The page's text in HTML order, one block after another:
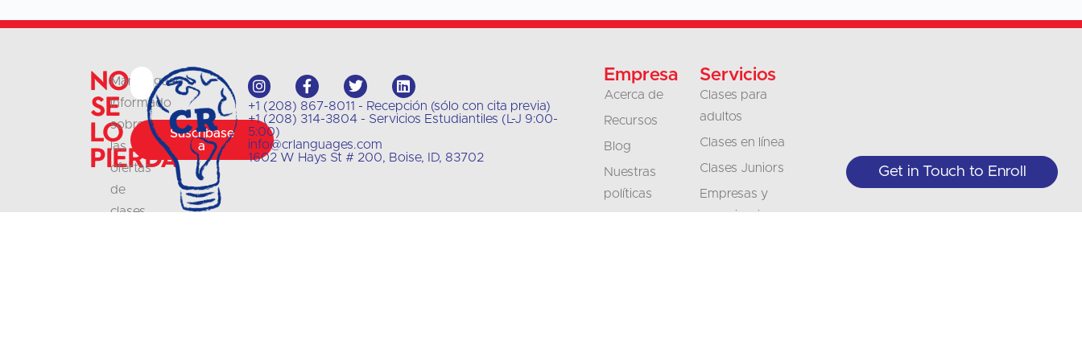
No
se
lo
pierda
Manténgase
informado
sobre
las
ofertas
de
clases
Suscríbase
a
+1 (208) 867-8011 - Recepción (sólo con cita previa)
+1 (208) 314-3804 - Servicios Estudiantiles (L-J 9:00-
5:00)
info@crlanguages.com
1602 W Hays St # 200, Boise, ID, 83702
Empresa
Acerca de
Recursos
Blog
Nuestras
políticas
Servicios
Clases para
adultos
Clases en línea
Clases Juniors
Empresas y
organizaciones
Get in Touch to Enroll